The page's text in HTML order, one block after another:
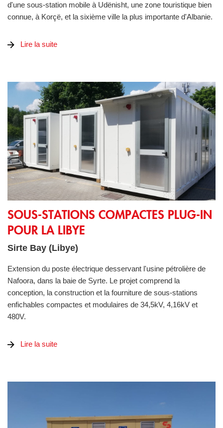
d'une sous-station mobile à Udënisht, une zone touristique bien
connue, à Korçë, et la sixième ville la plus importante d'Albanie.
Lire la suite
SOUS-STATIONS COMPACTES PLUG-IN
POUR LA LIBYE
Sirte Bay (Libye)
Extension du poste électrique desservant l'usine pétrolière de
Nafoora, dans la baie de Syrte. Le projet comprend la
conception, la construction et la fourniture de sous-stations
enfichables compactes et modulaires de 34,5kV, 4,16kV et
480V.
Lire la suite